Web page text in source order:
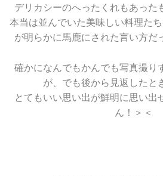
デリカシーのへったくれもあった
本当は並んでいた美味しい料理た
が明らかに馬鹿にされた言い方だ
確かになんでもかんでも写真撮り
が、でも後から見返したと
とてもいい思い出が鮮明に思い出
ん！＞＜